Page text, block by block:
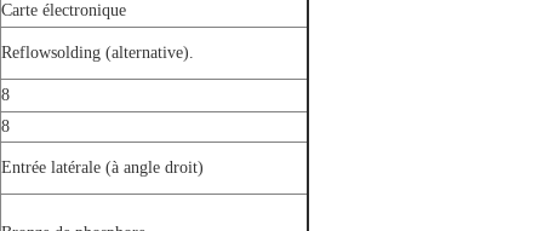
Carte électronique
Reflowsolding (alternative).
8
8
Entrée latérale (à angle droit)